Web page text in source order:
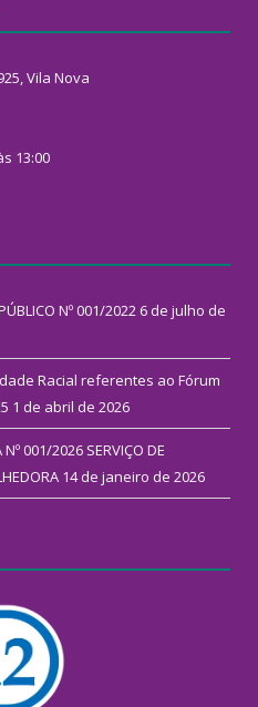
Vila Nova
13:00
Nº 001/2022 6 de julho de
Racial referentes ao Fórum
1 de abril de 2026
001/2026 SERVIÇO DE
14 de janeiro de 2026